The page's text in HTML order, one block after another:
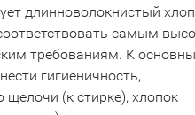
длинноволокнистый
самым
требованиям. К
гигиеничность,
щелочи (к стирке), хлопок